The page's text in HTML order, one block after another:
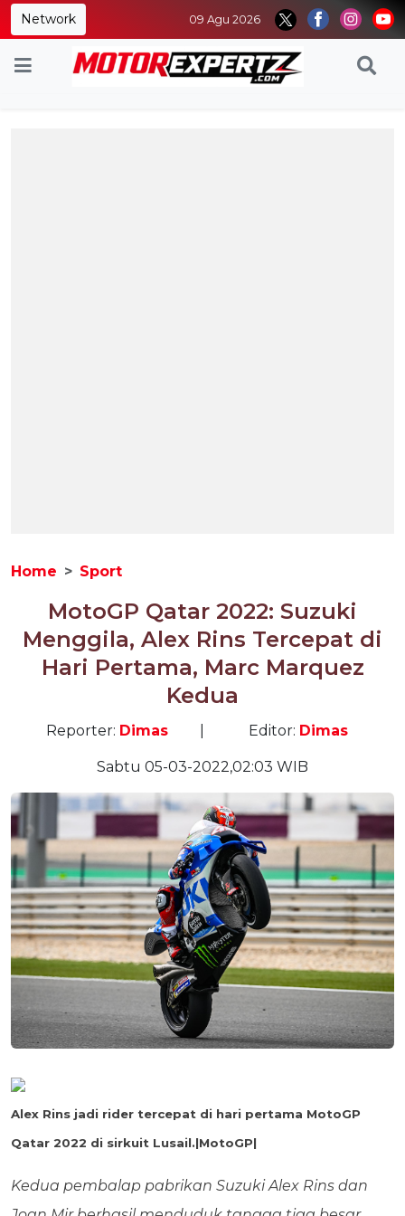
Network 09 Agu 2026
Home Sport
MotoGP Qatar 2022: Suzuki
Menggila, Alex Rins Tercepat di
Hari Pertama, Marc Marquez
Kedua
Reporter: Dimas Editor: Dimas
Sabtu 05-03-2022,02:03 WIB
Alex Rins jadi rider tercepat di hari pertama MotoGP
Qatar 2022 di sirkuit Lusail.|MotoGP|
Kedua pembalap pabrikan Suzuki Alex Rins dan